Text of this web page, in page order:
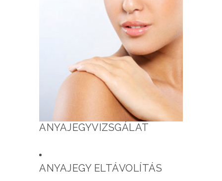
ANYAJEGYVIZSGÁLAT
ANYAJEGY ELTÁVOLÍTÁS